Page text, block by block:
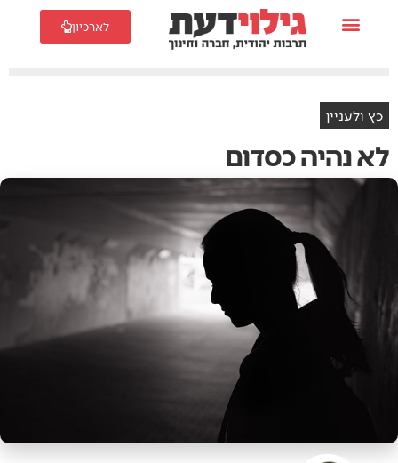
לארכיון
כץ ולעניין
לא נהיה כסדום